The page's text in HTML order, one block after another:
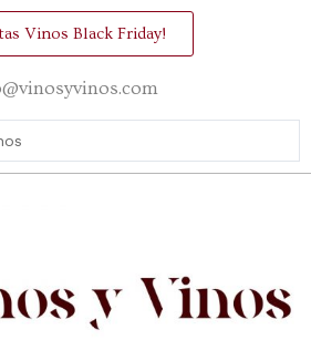
Vinos Black Friday!